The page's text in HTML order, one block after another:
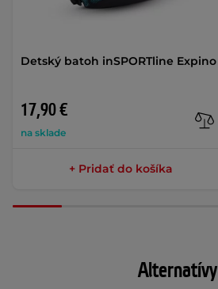
Detský batoh inSPORTline Expino
17,90 €
na sklade
+ Pridať do košíka
Alternatívy